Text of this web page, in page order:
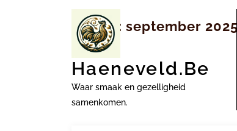
Haeneveld.be
Waar smaak en gezelligheid
samenkomen.
Maand: september 2025